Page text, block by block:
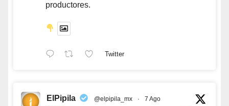
productores.
Twitter
ElPipila @elpipila_mx · 7 Ago